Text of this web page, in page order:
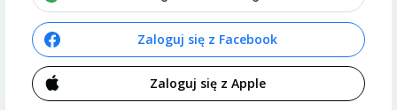
Zaloguj się z Facebook
Zaloguj się z Apple